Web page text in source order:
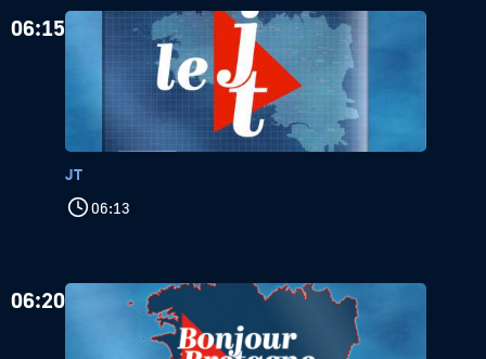
06:15
JT
06:13
06:20